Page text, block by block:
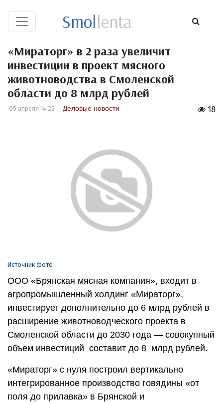
Smollenta
«Мираторг» в 2 раза увеличит
инвестиции в проект мясного
животноводства в Смоленской
области до 8 млрд рублей
18
05 апреля 14:22 Деловые новости
Источник фото
ООО «Брянская мясная компания», входит в
агропромышленный холдинг «Мираторг»,
инвестирует дополнительно до 6 млрд рублей в
расширение животноводческого проекта в
Смоленской области до 2030 года — совокупный
объем инвестиций составит до 8 млрд рублей.
«Мираторг» с нуля построил вертикально
интегрированное производство говядины «от
поля до прилавка» в Брянской и